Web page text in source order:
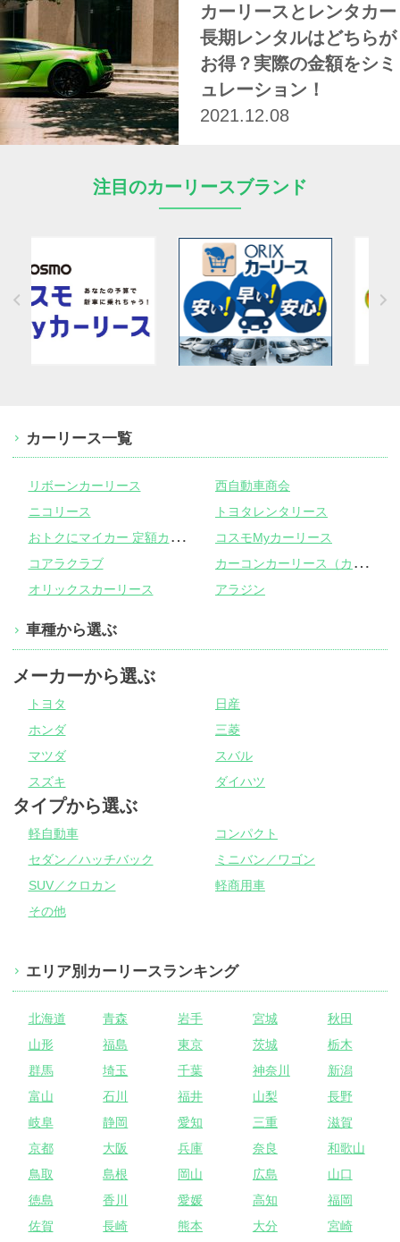
カーリースとレンタカー
長期レンタルはどちらが
お得？実際の金額をシミ
ュレーション！
2021.12.08
注目のカーリースブランド
カーリース一覧
リボーンカーリース
西自動車商会
ニコリース
トヨタレンタリース
お
トクにマイカー 定額カルモくん
コスモMyカーリース
コアラクラブ
カ
ーコンカーリース（カーコンビニ倶楽部）
オリックスカーリース アラジン
車種から選ぶ
メーカーから選ぶ
トヨタ
日産
ホンダ
三菱
マツダ
スバル
スズキ
ダイハツ
タイプから選ぶ
軽自動車
コンパクト
セダン／ハッチバック
ミニバン／ワゴン
SUV／クロカン
軽商用車
その他
エリア別カーリースランキング
北海道 青森 岩手 宮城
秋田
山形
福島 東京 茨城
栃木
群馬
埼玉 千葉 神奈川
新潟
富山
石川 福井 山梨
長野
岐阜
静岡 愛知 三重
滋賀
京都
大阪 兵庫 奈良
和歌山
鳥取
島根 岡山 広島
山口
徳島
香川 愛媛 高知
福岡
佐賀
長崎 熊本 大分 宮崎